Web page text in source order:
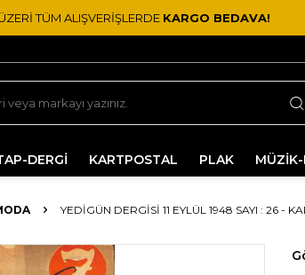
TÜM ALIŞVERİŞLERDE KARGO BEDAVA!
DERGİ KARTPOSTAL PLAK
YEDIGÜN DERGISI 11 EYLÜL 1948 SAYI : 26 -